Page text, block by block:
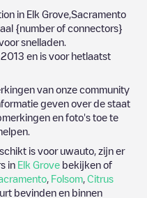
in Elk Grove Sacramento
{number of connectors}
snelladen.
en is voor hetlaatst
van onze community
geven over de staat
en foto's toe te
is voor uwauto, zijn er
in Elk Grove bekijken of
Folsom Citrus
bevinden en binnen